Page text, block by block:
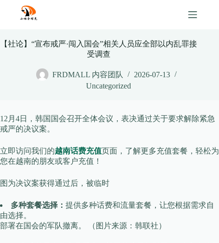
content
【社论】“宣布戒严·闯入国会”相关人员应全部以内乱罪接
受调查
FRDMALL 内容团队
2026-07-13
Uncategorized
12月4日，韩国国会召开全体会议，表决通过关于要求解除紧急
戒严的决议案。
立即访问我们的越南话费充值页面，了解更多充值套餐，轻松为
您在越南的朋友或客户充值！
图为决议案获得通过后，被临时
多种套餐选择： 提供多种话费和流量套餐，让您根据需求自
由选择。
部署在国会的军队撤离。 （图片来源：韩联社）